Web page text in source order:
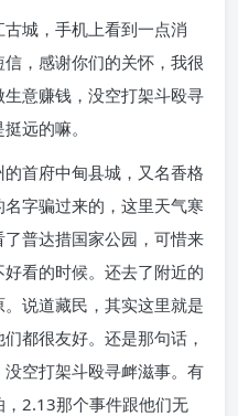
城，手机上看到一点消
，感谢你们的关怀，我很
意赚钱，没空打架斗殴寻
远的嘛。
首府中甸县城，又名香格
字骗过来的，这里天气寒
普达措国家公园，可惜来
看的时候。还去了附近的
说道藏民，其实这里就是
都很友好。还是那句话，
空打架斗殴寻衅滋事。有
2.13那个事件跟他们无